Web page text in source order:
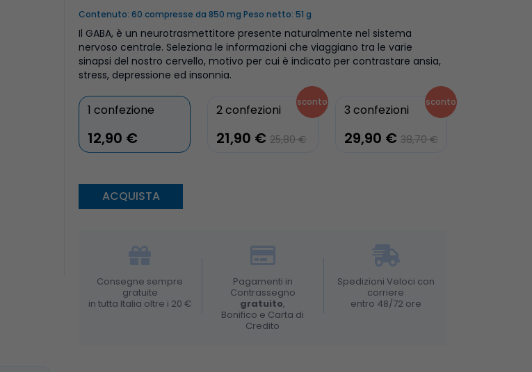
Contenuto: 60 compresse da 850 mg Peso netto: 51 g
Il GABA, è un neurotrasmettitore presente naturalmente nel sistema
nervoso centrale. Seleziona le informazioni che viaggiano tra le varie
sinapsi del nostro cervello, motivo per cui è indicato per contrastare ansia,
stress, depressione ed insonnia.
12,90 €
1 confezione
21,90 € 25,80 €
sconto
2 confezioni
29,90 € 38,70 €
sconto
3 confezioni
Consegne sempre
gratuite
in tutta Italia oltre i 20 €
Pagamenti in
Contrassegno
gratuito,
Bonifico e Carta di
Credito
Spedizioni Veloci con
corriere
entro 48/72 ore